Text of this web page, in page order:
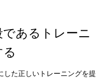
であるトレーニ
た正しいトレーニングを提